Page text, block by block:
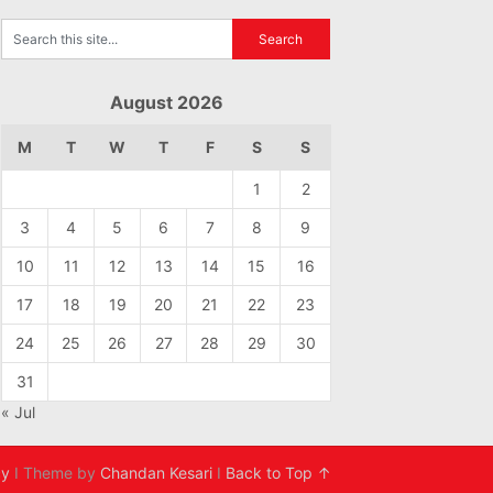
August 2026
M T W T F S S
1 2
3 4 5 6 7 8 9
10 11 12 13 14 15 16
17 18 19 20 21 22 23
24 25 26 27 28 29 30
31
« Jul
I Theme by Chandan Kesari I Back to Top ↑